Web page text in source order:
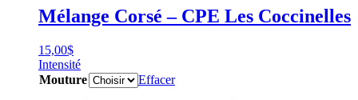
Mélange Corsé – CPE Les Coccinelles
15,00$
Intensité
Mouture
Effacer